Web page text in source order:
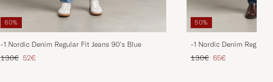
60%
-1 Nordic Denim Regular Fit Jeans 90's Blue
Regulärer Preis
130€ Reduzierter Preis
52€
50%
-1 Nordic Denim Regular
Regulärer Preis
130€ Reduzierter Preis
65€